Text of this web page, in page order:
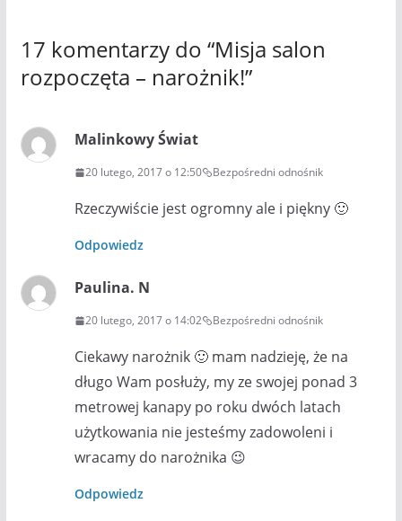
17 komentarzy do “Misja salon
rozpoczęta – narożnik!”
Malinkowy Świat
20 lutego, 2017 o 12:50 Bezpośredni odnośnik
Rzeczywiście jest ogromny ale i piękny 🙂
Odpowiedz
Paulina. N
20 lutego, 2017 o 14:02 Bezpośredni odnośnik
Ciekawy narożnik 🙂 mam nadzieję, że na
długo Wam posłuży, my ze swojej ponad 3
metrowej kanapy po roku dwóch latach
użytkowania nie jesteśmy zadowoleni i
wracamy do narożnika 😉
Odpowiedz